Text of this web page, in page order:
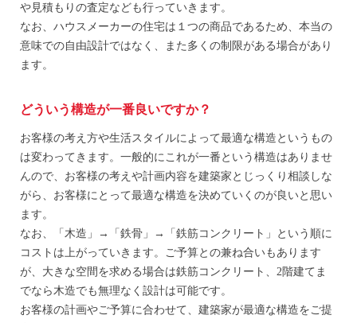
や見積もりの査定なども行っていきます。
なお、ハウスメーカーの住宅は１つの商品であるため、本当の
意味での自由設計ではなく、また多くの制限がある場合があり
ます。
どういう構造が一番良いですか？
お客様の考え方や生活スタイルによって最適な構造というもの
は変わってきます。一般的にこれが一番という構造はありませ
んので、お客様の考えや計画内容を建築家とじっくり相談しな
がら、お客様にとって最適な構造を決めていくのが良いと思い
ます。
なお、「木造」→「鉄骨」→「鉄筋コンクリート」という順に
コストは上がっていきます。ご予算との兼ね合いもあります
が、大きな空間を求める場合は鉄筋コンクリート、2階建てま
でなら木造でも無理なく設計は可能です。
お客様の計画やご予算に合わせて、建築家が最適な構造をご提